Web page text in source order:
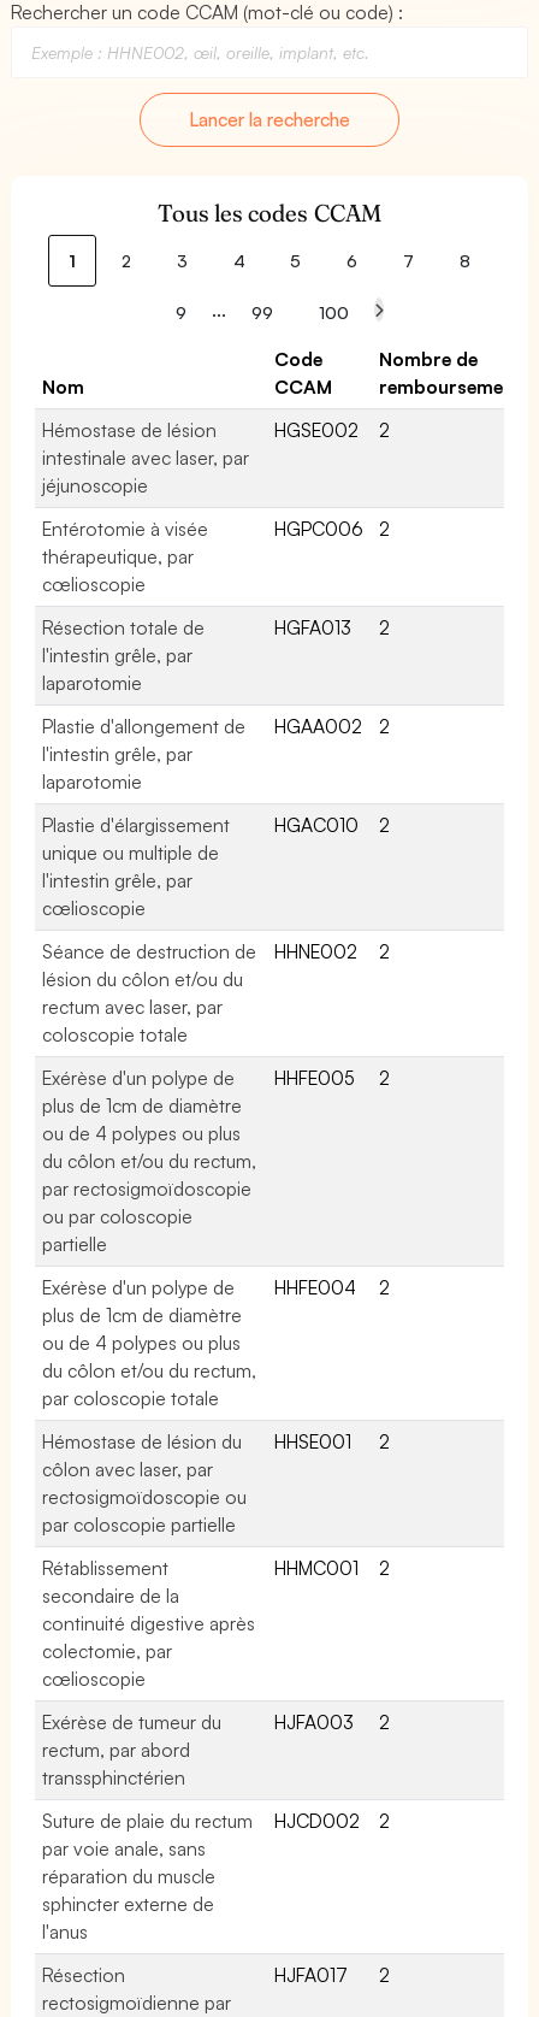
Rechercher un code CCAM (mot-clé ou code) :
Lancer la recherche
Tous les codes CCAM
1 2 3 4 5 6 7 8
9 ... 99 100
Nom
Code
CCAM
Nombre de
remboursements
Hémostase de lésion
intestinale avec laser, par
jéjunoscopie
HGSE002 2
Entérotomie à visée
thérapeutique, par
cœlioscopie
HGPC006 2
Résection totale de
l'intestin grêle, par
laparotomie
HGFA013 2
Plastie d'allongement de
l'intestin grêle, par
laparotomie
HGAA002 2
Plastie d'élargissement
unique ou multiple de
l'intestin grêle, par
cœlioscopie
HGAC010 2
Séance de destruction de
lésion du côlon et/ou du
rectum avec laser, par
coloscopie totale
HHNE002 2
Exérèse d'un polype de
plus de 1cm de diamètre
ou de 4 polypes ou plus
du côlon et/ou du rectum,
par rectosigmoïdoscopie
ou par coloscopie
partielle
HHFE005 2
Exérèse d'un polype de
plus de 1cm de diamètre
ou de 4 polypes ou plus
du côlon et/ou du rectum,
par coloscopie totale
HHFE004 2
Hémostase de lésion du
côlon avec laser, par
rectosigmoïdoscopie ou
par coloscopie partielle
HHSE001 2
Rétablissement
secondaire de la
continuité digestive après
colectomie, par
cœlioscopie
HHMC001 2
Exérèse de tumeur du
rectum, par abord
transsphinctérien
HJFA003 2
Suture de plaie du rectum
par voie anale, sans
réparation du muscle
sphincter externe de
l'anus
HJCD002 2
Résection
rectosigmoïdienne par
HJFA017 2